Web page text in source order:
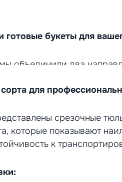
букеты для
объединили два
с тюльпанами — от
тюльпаны
ярким бутоном, готовые
клиентов:
для
срезочные
которые показывают
к